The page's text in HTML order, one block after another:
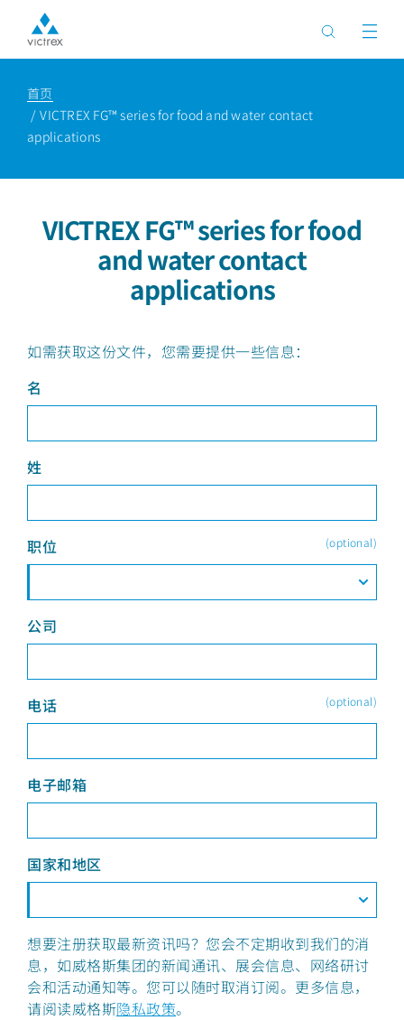
首页
VICTREX FG™ series for food and water contact
applications
VICTREX FG™ series for food
and water contact
applications
如需获取这份文件，您需要提供一些信息：
名
姓
职位 (optional)
公司
电话 (optional)
电子邮箱
国家和地区
想要注册获取最新资讯吗？您会不定期收到我们的消
息，如威格斯集团的新闻通讯、展会信息、网络研讨
会和活动通知等。您可以随时取消订阅。更多信息，
请阅读威格斯隐私政策。